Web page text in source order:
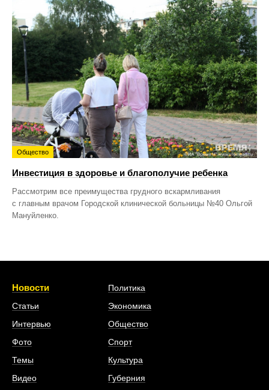
Общество
Инвестиция в здоровье и благополучие ребенка
Рассмотрим все преимущества грудного вскармливания
с главным врачом Городской клинической больницы №40 Ольгой
Мануйленко.
Новости
Статьи
Интервью
Фото
Темы
Видео
Политика
Экономика
Общество
Спорт
Культура
Губерния